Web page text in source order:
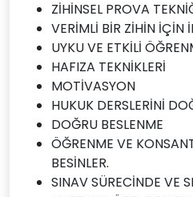
ZİHİNSEL PROVA
VERİMLİ BİR ZİHİN İÇİN
UYKU VE ETKİLİ
HAFIZA TEKNİKLERİ
MOTİVASYON
HUKUK DERSLERİNİ
DOĞRU BESLENME
ÖĞRENME VE
BESİNLER.
SINAV SÜRECİNDE VE